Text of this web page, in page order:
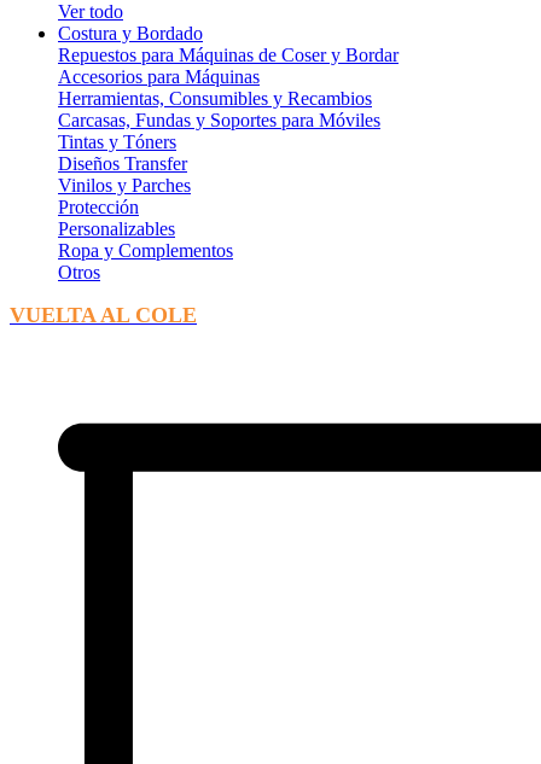
Ver todo
Costura y Bordado
Repuestos para Máquinas de Coser y Bordar
Accesorios para Máquinas
Herramientas, Consumibles y Recambios
Carcasas, Fundas y Soportes para Móviles
Tintas y Tóners
Diseños Transfer
Vinilos y Parches
Protección
Personalizables
Ropa y Complementos
Otros
VUELTA AL COLE